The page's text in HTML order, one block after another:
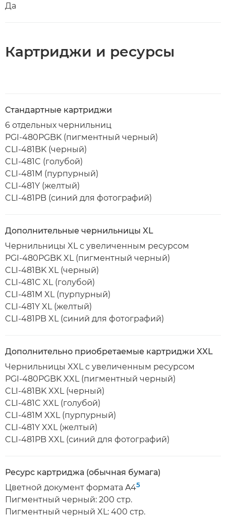
Да
Картриджи и ресурсы
Стандартные картриджи
6 отдельных чернильниц
PGI-480PGBK (пигментный черный)
CLI-481BK (черный)
CLI-481C (голубой)
CLI-481M (пурпурный)
CLI-481Y (желтый)
CLI-481PB (синий для фотографий)
Дополнительные чернильницы XL
Чернильницы XL с увеличенным ресурсом
PGI-480PGBK XL (пигментный черный)
CLI-481BK XL (черный)
CLI-481C XL (голубой)
CLI-481M XL (пурпурный)
CLI-481Y XL (желтый)
CLI-481PB XL (синий для фотографий)
Дополнительно приобретаемые картриджи XXL
Чернильницы XXL с увеличенным ресурсом
PGI-480PGBK XXL (пигментный черный)
CLI-481BK XXL (черный)
CLI-481C XXL (голубой)
CLI-481M XXL (пурпурный)
CLI-481Y XXL (желтый)
CLI-481PB XXL (синий для фотографий)
Ресурс картриджа (обычная бумага)
Цветной документ формата A45
Пигментный черный: 200 стр.
Пигментный черный XL: 400 стр.